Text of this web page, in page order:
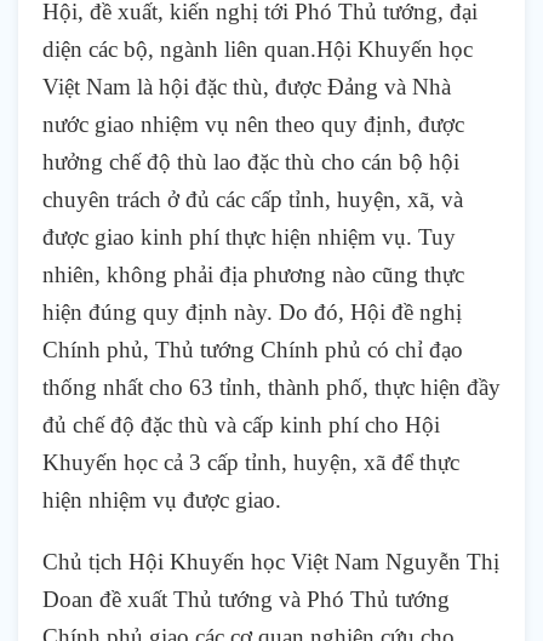
Hội, đề xuất, kiến nghị tới Phó Thủ tướng, đại
diện các bộ, ngành liên quan.Hội Khuyến học
Việt Nam là hội đặc thù, được Đảng và Nhà
nước giao nhiệm vụ nên theo quy định, được
hưởng chế độ thù lao đặc thù cho cán bộ hội
chuyên trách ở đủ các cấp tỉnh, huyện, xã, và
được giao kinh phí thực hiện nhiệm vụ. Tuy
nhiên, không phải địa phương nào cũng thực
hiện đúng quy định này. Do đó, Hội đề nghị
Chính phủ, Thủ tướng Chính phủ có chỉ đạo
thống nhất cho 63 tỉnh, thành phố, thực hiện đầy
đủ chế độ đặc thù và cấp kinh phí cho Hội
Khuyến học cả 3 cấp tỉnh, huyện, xã để thực
hiện nhiệm vụ được giao.
Chủ tịch Hội Khuyến học Việt Nam Nguyễn Thị
Doan đề xuất Thủ tướng và Phó Thủ tướng